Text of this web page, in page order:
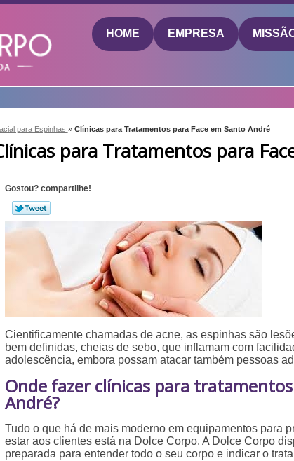
HOME EMPRESA
para Espinhas » Clínicas para Tratamentos para Face em Santo André
para Tratamentos para
Gostou? compartilhe!
Cientificamente chamadas de acne, as espinhas são
bem definidas, cheias de sebo, que inflamam com
adolescência, embora possam atacar também pessoas
Onde fazer clínicas para
André?
Tudo o que há de mais moderno em equipamentos para
estar aos clientes está na Dolce Corpo. A Dolce Corpo
preparada para entender todo o seu corpo e indicar o